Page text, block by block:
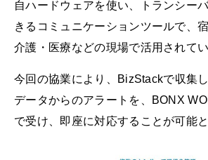
自ハードウェアを使い、トランシー
きるコミュニケーションツールで、
介護・医療などの現場で活用されてい
今回の協業により、BizStackで収集
データからのアラートを、BONX
で受け、即座に対応することが可能